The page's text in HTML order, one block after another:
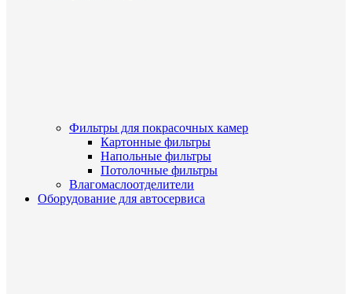
Фильтры для покрасочных камер
Картонные фильтры
Напольные фильтры
Потолочные фильтры
Влагомаслоотделители
Оборудование для автосервиса